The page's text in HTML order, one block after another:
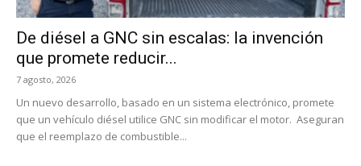
De diésel a GNC sin escalas: la invención
que promete reducir...
7 agosto, 2026
Un nuevo desarrollo, basado en un sistema electrónico, promete
que un vehículo diésel utilice GNC sin modificar el motor. Aseguran
que el reemplazo de combustible...